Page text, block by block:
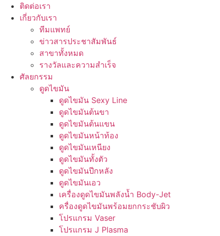
ติดต่อเรา
เกี่ยวกับเรา
ทีมแพทย์
ข่าวสารประชาสัมพันธ์
สาขาทั้งหมด
รางวัลและความสำเร็จ
ศัลยกรรม
ดูดไขมัน
ดูดไขมัน Sexy Line
ดูดไขมันต้นขา
ดูดไขมันต้นแขน
ดูดไขมันหน้าท้อง
ดูดไขมันเหนียง
ดูดไขมันทั้งตัว
ดูดไขมันปีกหลัง
ดูดไขมันเอว
เครื่องดูดไขมันพลังน้ำ Body-Jet
ครื่องดูดไขมันพร้อมยกกระชับผิว
โปรแกรม Vaser
โปรแกรม J Plasma